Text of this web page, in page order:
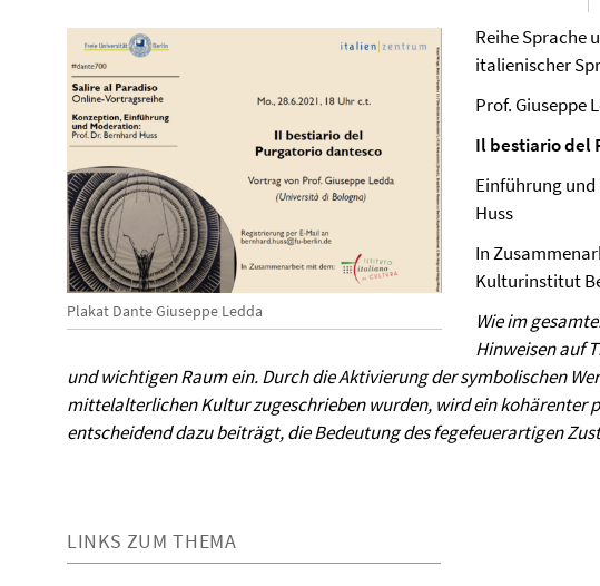
Plakat Dante Giuseppe Ledda
Reihe Sprache
italienischer
Prof. Giuseppe
Il bestiario del
Einführung
Huss
In
Kulturinstitut
Wie im
Hinweisen auf
und wichtigen Raum ein. Durch die Aktivierung der symbolischen
mittelalterlichen Kultur zugeschrieben wurden, wird ein kohärenter
entscheidend dazu beiträgt, die Bedeutung des fegefeuerartigen
LINKS ZUM THEMA